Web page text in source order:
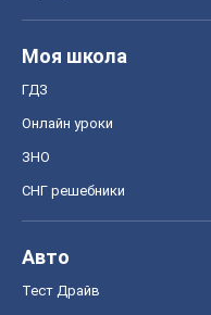
Моя школа
ГДЗ
Онлайн уроки
ЗНО
СНГ решебники
Авто
Тест Драйв